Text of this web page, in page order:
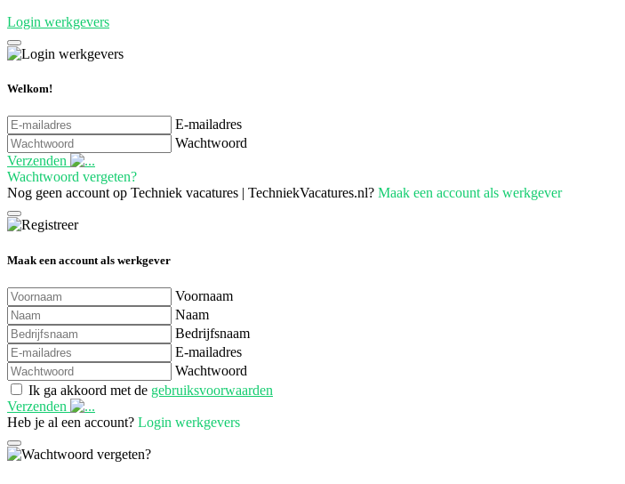
Login werkgevers
Welkom!
E-mailadres
Wachtwoord
Verzenden
Wachtwoord vergeten?
Nog geen account op Techniek vacatures | TechniekVacatures.nl? Maak een account als werkgever
Maak een account als werkgever
Voornaam
Naam
Bedrijfsnaam
E-mailadres
Wachtwoord
Ik ga akkoord met de gebruiksvoorwaarden
Verzenden
Heb je al een account? Login werkgevers